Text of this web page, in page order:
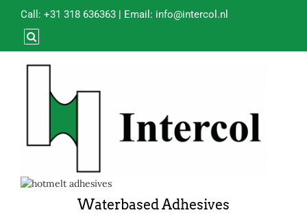
Call: +31 318 636363 | Email: info@intercol.nl
Waterbased Adhesives